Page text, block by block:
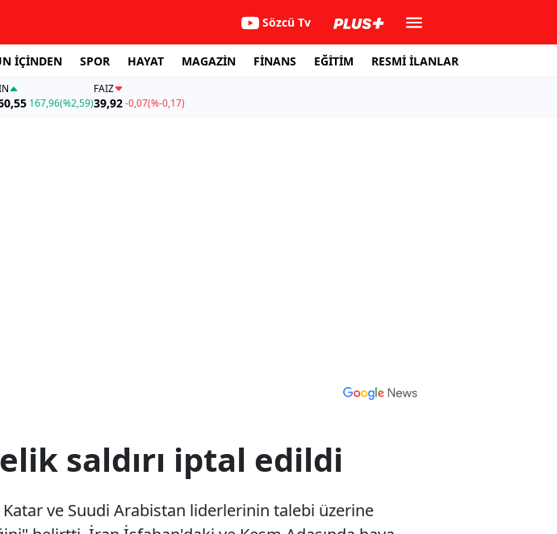
Sözcü Tv
İÇİNDEN SPOR HAYAT MAGAZİN FİNANS EĞİTİM RESMİ İLANLAR
167,96(%2,59)
FAİZ
39,92-0,07(%-0,17)
saldırı iptal edildi
ve Suudi Arabistan liderlerinin talebi üzerine